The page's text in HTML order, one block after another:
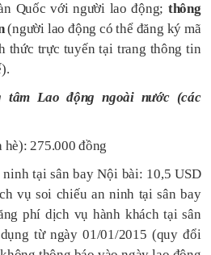
Quốc với người lao động; thông
(người lao động có thể đăng ký mã
thức trực tuyến tại trang thông tin
tâm Lao động ngoài nước (các
hè): 275.000 đồng
tại sân bay Nội bài: 10,5 USD
vụ soi chiếu an ninh tại sân bay
phí dịch vụ hành khách tại sân
từ ngày 01/01/2015 (quy đổi